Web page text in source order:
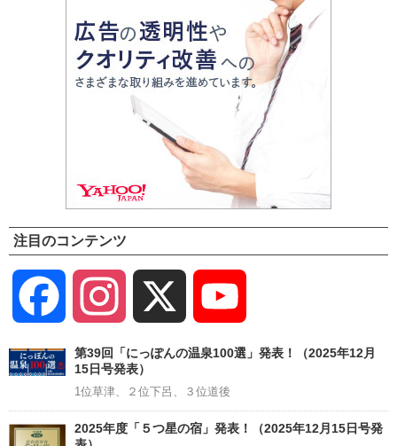
注目のコンテンツ
Facebook Instagram
Channel
第39回「にっぽんの温泉100選」発表！（2025年12月
15日号発表）
1位草津、２位下呂、３位道後
2025年度「５つ星の宿」発表！（2025年12月15日号発